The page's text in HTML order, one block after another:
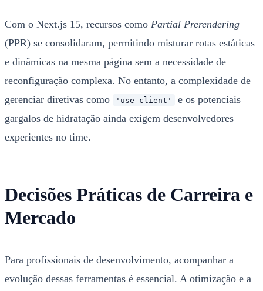
Com o Next.js 15, recursos como Partial Prerendering
(PPR) se consolidaram, permitindo misturar rotas estáticas
e dinâmicas na mesma página sem a necessidade de
reconfiguração complexa. No entanto, a complexidade de
gerenciar diretivas como
'use client'
e os potenciais
gargalos de hidratação ainda exigem desenvolvedores
experientes no time.
Decisões Práticas de Carreira e
Mercado
Para profissionais de desenvolvimento, acompanhar a
evolução dessas ferramentas é essencial. A otimização e a